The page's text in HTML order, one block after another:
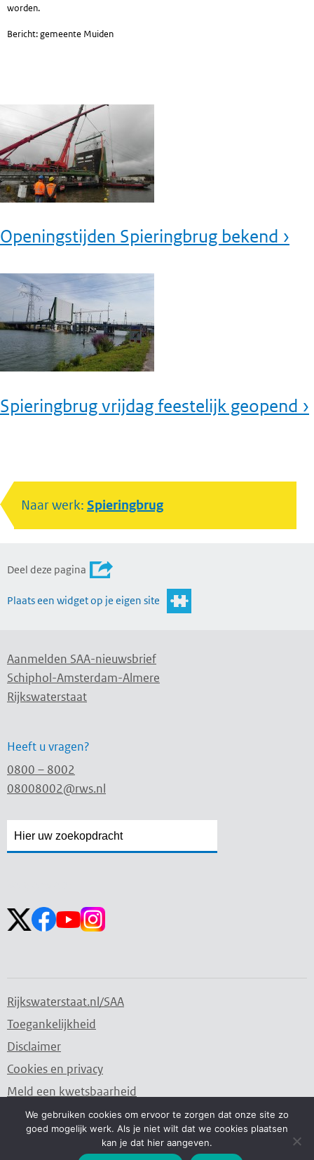
worden.
Bericht: gemeente Muiden
Openingstijden Spieringbrug bekend ›
Spieringbrug vrijdag feestelijk geopend ›
Naar werk: Spieringbrug
Deel deze pagina
Plaats een widget op je eigen site
Aanmelden SAA-nieuwsbrief
Schiphol-Amsterdam-Almere
Rijkswaterstaat
Heeft u vragen?
0800 – 8002
08008002@rws.nl
Rijkswaterstaat.nl/SAA
Toegankelijkheid
Disclaimer
Cookies en privacy
Meld een kwetsbaarheid
Water. Wegen. Werken. Rijkswaterstaat.
We gebruiken cookies om ervoor te zorgen dat onze site zo
goed mogelijk werk. Als je niet wilt dat we cookies plaatsen
kan je dat hier aangeven.